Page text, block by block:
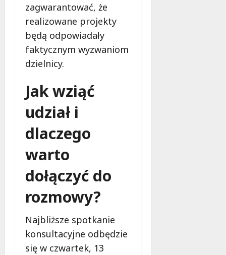
zagwarantować, że
realizowane projekty
będą odpowiadały
faktycznym wyzwaniom
dzielnicy.
Jak wziąć
udział i
dlaczego
warto
dołączyć do
rozmowy?
Najbliższe spotkanie
konsultacyjne odbędzie
się w czwartek, 13